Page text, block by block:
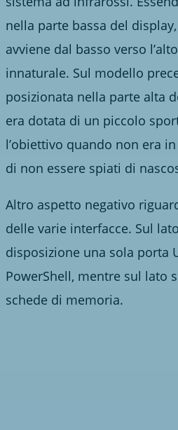
nella parte bassa del
avviene dal basso verso
innaturale. Sul modello
posizionata nella parte alta
era dotata di un piccolo
l’obiettivo quando non era
di non essere spiati di
Altro aspetto negativo
delle varie interfacce. Sul
disposizione una sola porta
PowerShell, mentre sul lato
schede di memoria.